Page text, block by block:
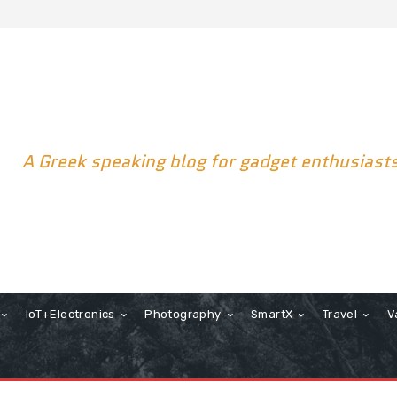
A Greek speaking blog for gadget
IoT+Electronics Photography SmartX Travel